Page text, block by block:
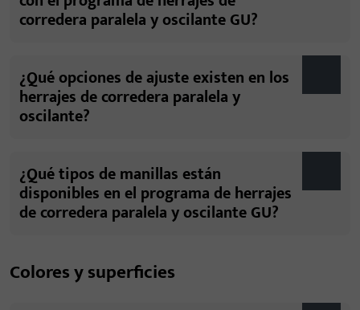
corredera paralela y oscilante GU?
¿Qué opciones de ajuste existen en los
herrajes de corredera paralela y
oscilante?
¿Qué tipos de manillas están
disponibles en el programa de herrajes
de corredera paralela y oscilante GU?
Colores y superficies